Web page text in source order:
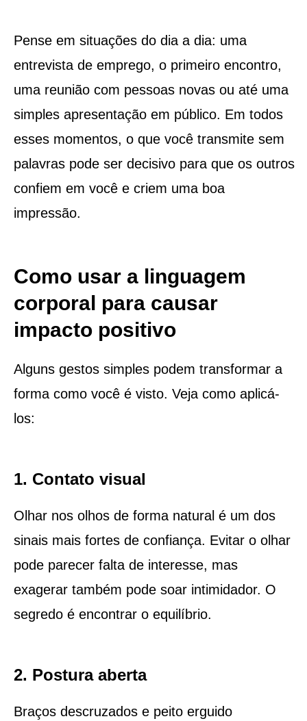
Pense em situações do dia a dia: uma
entrevista de emprego, o primeiro encontro,
uma reunião com pessoas novas ou até uma
simples apresentação em público. Em todos
esses momentos, o que você transmite sem
palavras pode ser decisivo para que os outros
confiem em você e criem uma boa
impressão.
Como usar a linguagem
corporal para causar
impacto positivo
Alguns gestos simples podem transformar a
forma como você é visto. Veja como aplicá-
los:
1. Contato visual
Olhar nos olhos de forma natural é um dos
sinais mais fortes de confiança. Evitar o olhar
pode parecer falta de interesse, mas
exagerar também pode soar intimidador. O
segredo é encontrar o equilíbrio.
2. Postura aberta
Braços descruzados e peito erguido